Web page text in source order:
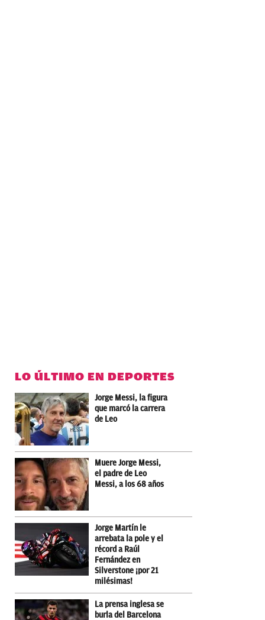
LO ÚLTIMO EN DEPORTES
Jorge Messi, la figura
que marcó la carrera
de Leo
Muere Jorge Messi,
el padre de Leo
Messi, a los 68 años
Jorge Martín le
arrebata la pole y el
récord a Raúl
Fernández en
Silverstone ¡por 21
milésimas!
La prensa inglesa se
burla del Barcelona